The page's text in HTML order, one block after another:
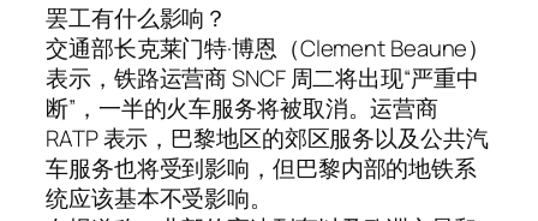
罢工有什么影响？
交通部长克莱门特·博恩（Clement Beaune）
表示，铁路运营商 SNCF 周二将出现“严重中
断”，一半的火车服务将被取消。运营商
RATP 表示，巴黎地区的郊区服务以及公共汽
车服务也将受到影响，但巴黎内部的地铁系
统应该基本不受影响。